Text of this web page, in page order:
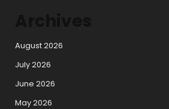
August 2026
July 2026
June 2026
May 2026